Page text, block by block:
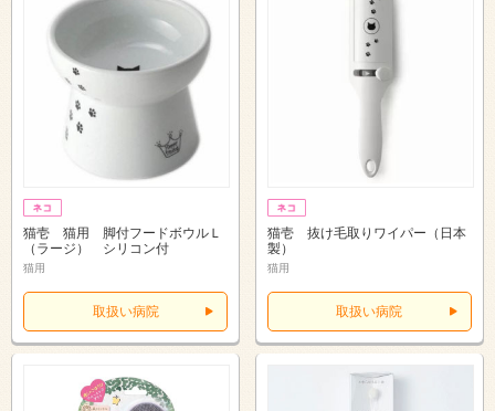
猫壱 猫用 脚付フードボウルＬ
（ラージ） シリコン付
猫用
取扱い病院
猫壱 抜け毛取りワイパー（日本
製）
猫用
取扱い病院